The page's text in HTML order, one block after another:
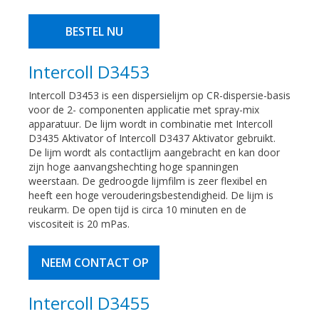
BESTEL NU
Intercoll D3453
Intercoll D3453 is een dispersielijm op CR-dispersie-basis
voor de 2- componenten applicatie met spray-mix
apparatuur. De lijm wordt in combinatie met Intercoll
D3435 Aktivator of Intercoll D3437 Aktivator gebruikt.
De lijm wordt als contactlijm aangebracht en kan door
zijn hoge aanvangshechting hoge spanningen
weerstaan. De gedroogde lijmfilm is zeer flexibel en
heeft een hoge verouderingsbestendigheid. De lijm is
reukarm. De open tijd is circa 10 minuten en de
viscositeit is 20 mPas.
NEEM CONTACT OP
Intercoll D3455